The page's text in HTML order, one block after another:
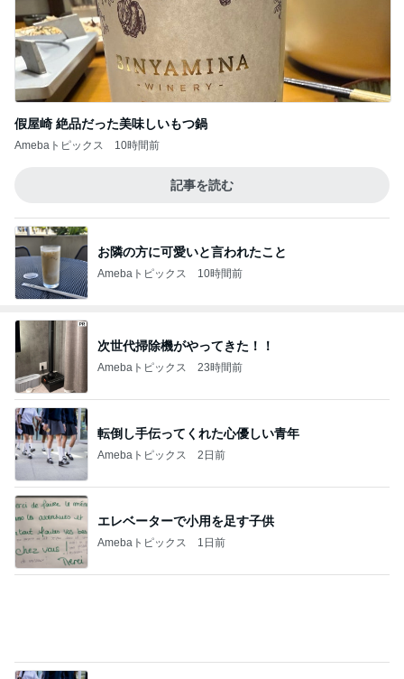
假屋崎 絶品だった美味しいもつ鍋
Amebaトピックス 10時間前
記事を読む
お隣の方に可愛いと言われたこと
Amebaトピックス 10時間前
次世代掃除機がやってきた！！
Amebaトピックス 23時間前
転倒し手伝ってくれた心優しい青年
Amebaトピックス 2日前
エレベーターで小用を足す子供
Amebaトピックス 1日前